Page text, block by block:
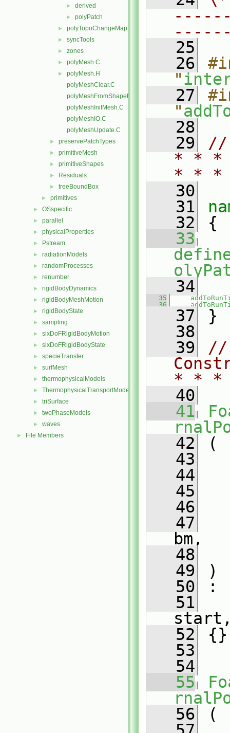
► derived
► polyPatch
► polyTopoChangeMap
► syncTools
► zones
► polyMesh.C
►
polyMesh.H
polyMeshClear.C
polyMeshFromShapeMesh.C
polyMeshInitMesh.C
polyMeshIO.C
polyMeshUpdate.C
► preservePatchTypes
► primitiveMesh
► primitiveShapes
► Residuals
► treeBoundBox
► primitives
► OSspecific
► parallel
► physicalProperties
► Pstream
► radiationModels
► randomProcesses
► renumber
► rigidBodyDynamics
► rigidBodyMeshMotion
► rigidBodyState
► sampling
► sixDoFRigidBodyMotion
► sixDoFRigidBodyState
► specieTransfer
► surfMesh
► thermophysicalModels
► ThermophysicalTransportModels
► triSurface
► twoPhaseModels
► waves
► File Members
   25
   26
"
   27
"
   28
   29
//
* * *
* *
   30
   31
   32
{
   33
   34
   35
   36
   37
}
   38
   39
//
* * *
   40
   41
   42
(
   43
   44
   45
   46
   47
bm,
   48
   49
)
   50
:
   51
start,
   52
{}
   53
   54
   55
   56
(